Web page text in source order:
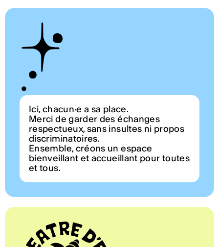
Ici, chacun·e a sa place.
Merci de garder des échanges
respectueux, sans insultes ni propos
discriminatoires.
Ensemble, créons un espace
bienveillant et accueillant pour toutes
et tous.